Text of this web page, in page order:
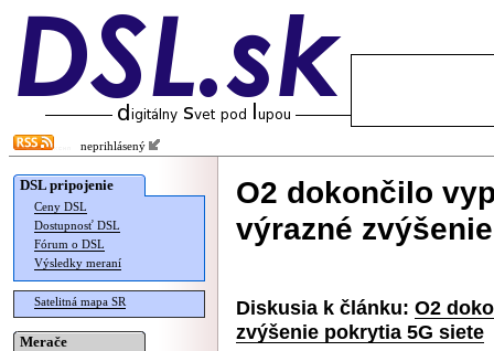
neprihlásený
DSL pripojenie
Ceny DSL
Dostupnosť DSL
Fórum o DSL
Výsledky meraní
Satelitná mapa SR
Merače
O2 dokončilo
výrazné
Diskusia k článku: O2
zvýšenie pokrytia 5G siete